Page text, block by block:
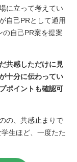
に立って考えてい
自己PRとして通用
自己PR案を提案
共感しただけに見
十分に伝わってい
ポイントも確認可
の、共感止まりで
生ほど、一度たた